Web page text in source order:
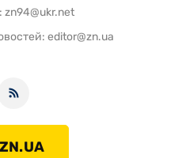
zn94@ukr.net
editor@zn.ua